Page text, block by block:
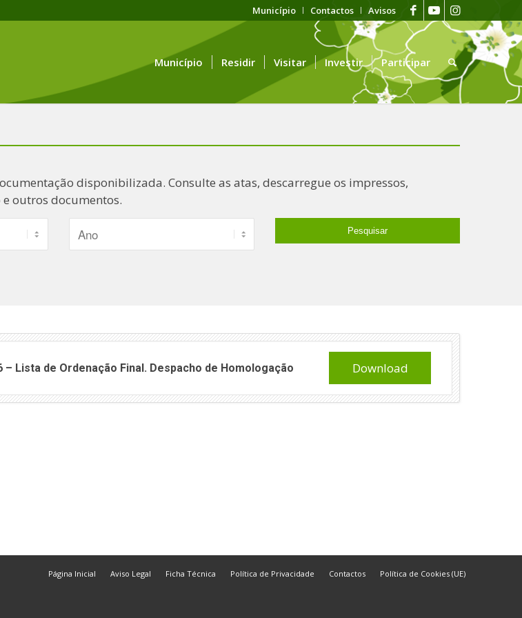
Município Contactos Avisos
Município Residir Visitar Investir Participar
disponibilizada. Consulte as atas, descarregue os impressos,
outros documentos.
– Lista de Ordenação Final. Despacho de Homologação Download
Página Inicial Aviso Legal Ficha Técnica Política de Privacidade Contactos Política de Cookies (UE)